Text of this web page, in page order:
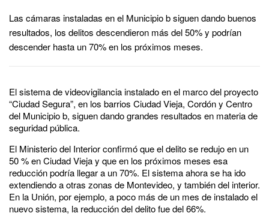
Las cámaras instaladas en el Municipio b siguen dando buenos
resultados, los delitos descendieron más del 50% y podrían
descender hasta un 70% en los próximos meses.
El sistema de videovigilancia instalado en el marco del proyecto
“Ciudad Segura”, en los barrios Ciudad Vieja, Cordón y Centro
del Municipio b, siguen dando grandes resultados en materia de
seguridad pública.
El Ministerio del Interior confirmó que el delito se redujo en un
50 % en Ciudad Vieja y que en los próximos meses esa
reducción podría llegar a un 70%. El sistema ahora se ha ido
extendiendo a otras zonas de Montevideo, y también del interior.
En la Unión, por ejemplo, a poco más de un mes de instalado el
nuevo sistema, la reducción del delito fue del 66%.